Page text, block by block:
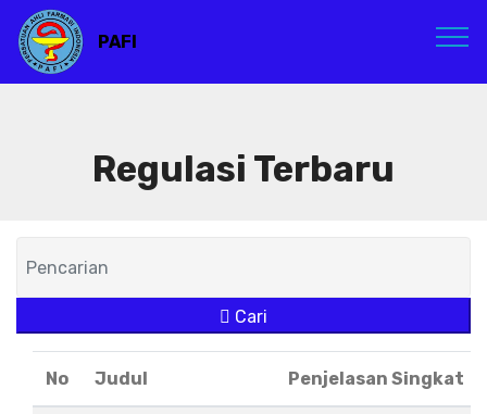
PAFI
Regulasi Terbaru
Cari
No Judul Penjelasan Singkat